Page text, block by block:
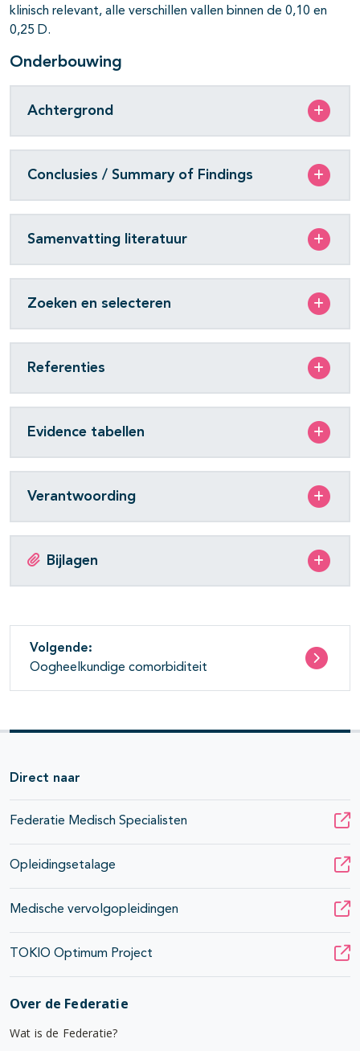
klinisch relevant, alle verschillen vallen binnen de 0,10 en
0,25 D.
Onderbouwing
Achtergrond
Conclusies / Summary of Findings
Samenvatting literatuur
Zoeken en selecteren
Referenties
Evidence tabellen
Verantwoording
Bijlagen
Volgende:
Oogheelkundige comorbiditeit
Direct naar
Federatie Medisch Specialisten
Opleidingsetalage
Medische vervolgopleidingen
TOKIO Optimum Project
Over de Federatie
Wat is de Federatie?